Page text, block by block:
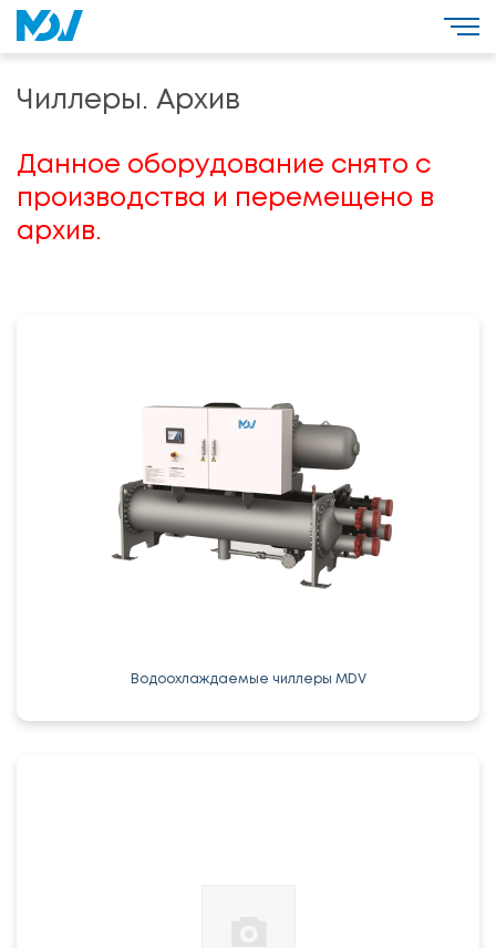
Чиллеры. Архив
Данное оборудование снято с
производства и перемещено в
архив.
Водоохлаждаемые чиллеры MDV